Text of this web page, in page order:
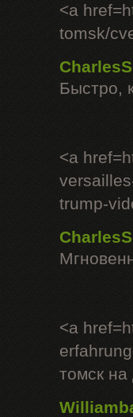
<a
tomsk/
Быстро,
<a
trump-
<a
томск